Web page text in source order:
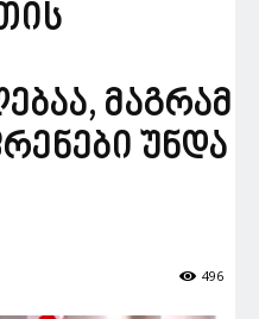
მაგრამ
უნდა
496